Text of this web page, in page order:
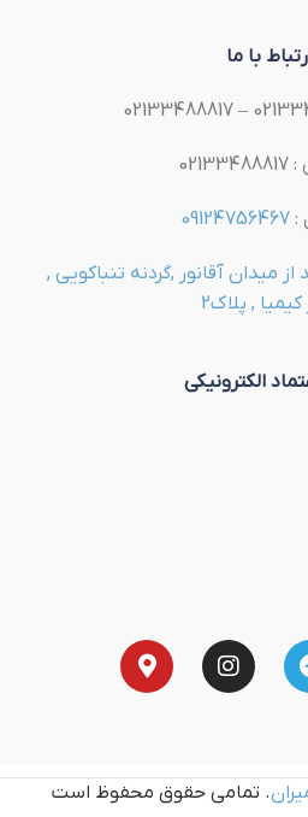
با ما
:
09124756467
میدان آقانور ,گردنه تنباکویی ,
کیمیا , پلاک2
الکترونیکی
. تمامی حقوق محفوظ است